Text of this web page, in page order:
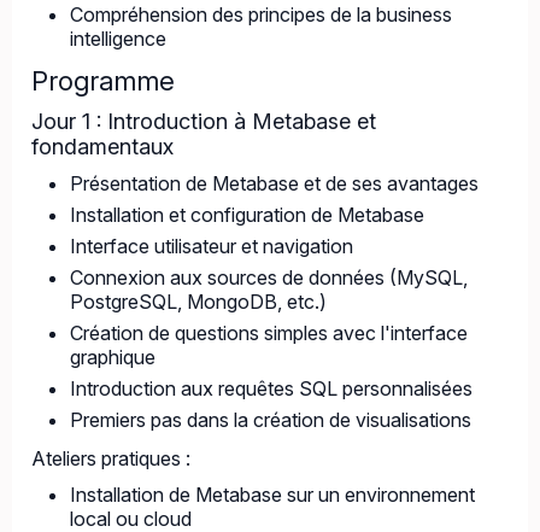
Compréhension des principes de la business
intelligence
Programme
Jour 1 : Introduction à Metabase et
fondamentaux
Présentation de Metabase et de ses avantages
Installation et configuration de Metabase
Interface utilisateur et navigation
Connexion aux sources de données (MySQL,
PostgreSQL, MongoDB, etc.)
Création de questions simples avec l'interface
graphique
Introduction aux requêtes SQL personnalisées
Premiers pas dans la création de visualisations
Ateliers pratiques :
Installation de Metabase sur un environnement
local ou cloud